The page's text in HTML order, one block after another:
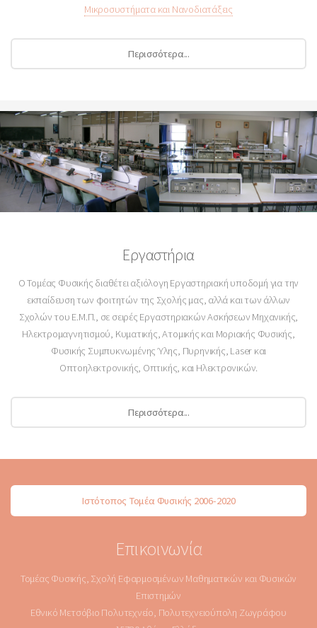
Μικροσυστήματα και Νανοδιατάξεις
Περισσότερα...
Εργαστήρια
O Τομέας Φυσικής διαθέτει αξιόλογη Εργαστηριακή υποδομή για την
εκπαίδευση των φοιτητών της Σχολής μας, αλλά και των άλλων
Σχολών του Ε.Μ.Π., σε σειρές Εργαστηριακών Ασκήσεων Μηχανικής,
Ηλεκτρομαγνητισμού, Κυματικής, Ατομικής και Μοριακής Φυσικής,
Φυσικής Συμπυκνωμένης Ύλης, Πυρηνικής, Laser και
Οπτοηλεκτρονικής, Οπτικής, και Ηλεκτρονικών.
Περισσότερα...
Ιστότοπος Τομέα Φυσικής 2006-2020
Επικοινωνία
Τομέας Φυσικής, Σχολή Εφαρμοσμένων Μαθηματικών και Φυσικών
Επιστημών
Εθνικό Μετσόβιο Πολυτεχνείο, Πολυτεχνειούπολη Ζωγράφου